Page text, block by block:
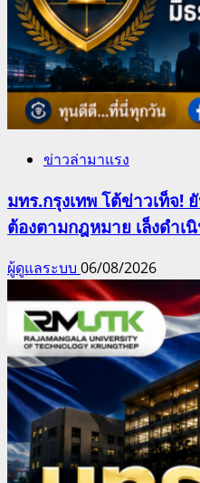
ข่าวล่ามาแรง
มทร.กรุงเทพ โต้ข่าวเท็จ!
ต้องตามกฎหมาย เล็งดำ
ผู้ดูแลระบบ 06/08/2026